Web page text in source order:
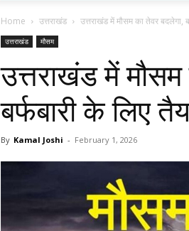
Home उत्तराखंड उत्तराखंड में मौसम का तेवर बदलेगा,
उत्तराखंड मौसम
उत्तराखंड में
बर्फबारी के लिए
By Kamal Joshi - February 1, 2026